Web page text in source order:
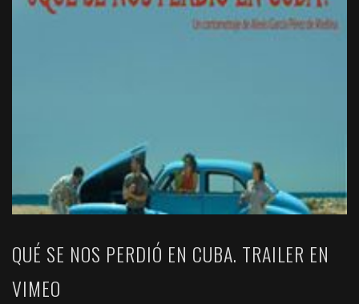
QUÉ SE NOS PERDIÓ EN CUBA. TRAILER EN
VIMEO